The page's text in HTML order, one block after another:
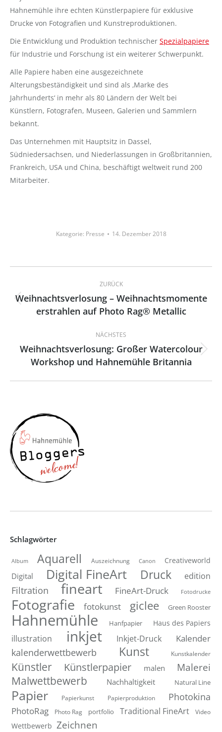
Hahnemühle ihre echten Künstlerpapiere für exklusive
Drucke von Fotografien und Kunstreproduktionen.
Die Entwicklung und Produktion technischer Spezialpapiere
für Industrie und Forschung ist ein weiterer Schwerpunkt.
Alle Papiere haben eine ausgezeichnete
Alterungsbeständigkeit und sind als ‚Marke des
Jahrhunderts‘ in mehr als 80 Ländern der Welt bei
Künstlern, Fotografen, Museen, Galerien und Sammlern
bekannt.
Das Unternehmen mit Hauptsitz in Dassel,
Südniedersachsen, und Niederlassungen in Großbritannien,
Frankreich, USA und China, beschäftigt weltweit rund 200
Mitarbeiter.
Kategorie: Presse 14. Dezember 2018
Kommentarnavigation
ZURÜCK
Vorheriger
Beitrag:
Weihnachtsverlosung – Weihnachtsmomente
erstrahlen auf Photo Rag® Metallic
NÄCHSTES
Nächster
Beitrag:
Weihnachtsverlosung: Großer Watercolour
Workshop und Hahnemühle Britannia
Schlagwörter
Album Aquarell Auszeichnung Canon Creativeworld
Digital Digital FineArt Druck edition
Filtration fineart FineArt-Druck Fotodrucke
Fotografie fotokunst giclee Green Rooster
Hahnemühle Hanfpapier Haus des Papiers
illustration inkjet Inkjet-Druck Kalender
kalenderwettbewerb Kunst Kunstkalender
Künstler Künstlerpapier malen Malerei
Malwettbewerb Nachhaltigkeit Natural Line
Papier Papierkunst Papierproduktion Photokina
PhotoRag Photo Rag portfolio Traditional FineArt Video
Wettbewerb Zeichnen